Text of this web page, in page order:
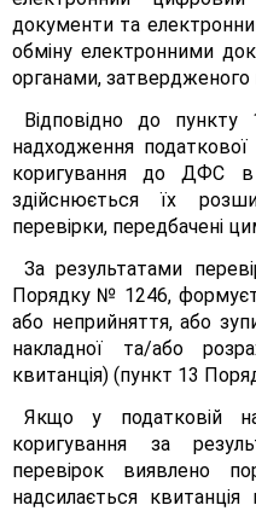
документи та
обміну електронними
органами,
Відповідно до
надходження податкової
коригування до ДФС в
здійснюється їх
перевірки, передбачені
За результатами
Порядку № 1246,
або неприйняття, або
накладної та/або
квитанція) (пункт 13
Якщо у податковій
коригування за
перевірок виявлено
надсилається